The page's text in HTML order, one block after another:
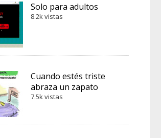
Solo para adultos
8.2k vistas
Cuando estés triste
abraza un zapato
7.5k vistas